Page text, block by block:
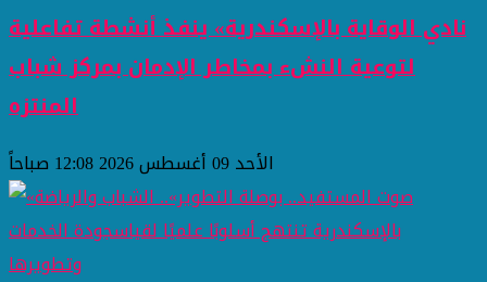
نادي الوقاية بالإسكندرية» ينفذ أنشطة تفاعلية
لتوعية النشء بمخاطر الإدمان بمركز شباب
المنتزه
الأحد 09 أغسطس 2026 12:08 صباحاً